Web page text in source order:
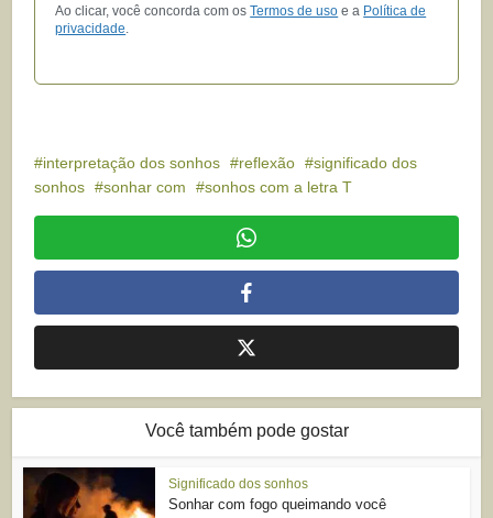
Ao clicar, você concorda com osTermos de uso e a Política de
privacidade
interpretação dos sonhos reflexão
significado dos
sonhos
sonhar com sonhos com a letra T
Você também pode gostar
Significado dos sonhos
Sonhar com fogo queimando você